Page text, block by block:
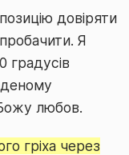
довіряти
Я
градусів
любов.
гріха через